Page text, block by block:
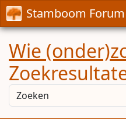
Stamboom Forum
Wie